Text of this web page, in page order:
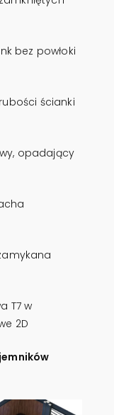
bez powłoki
ścianki
opadający
T7 w
2D